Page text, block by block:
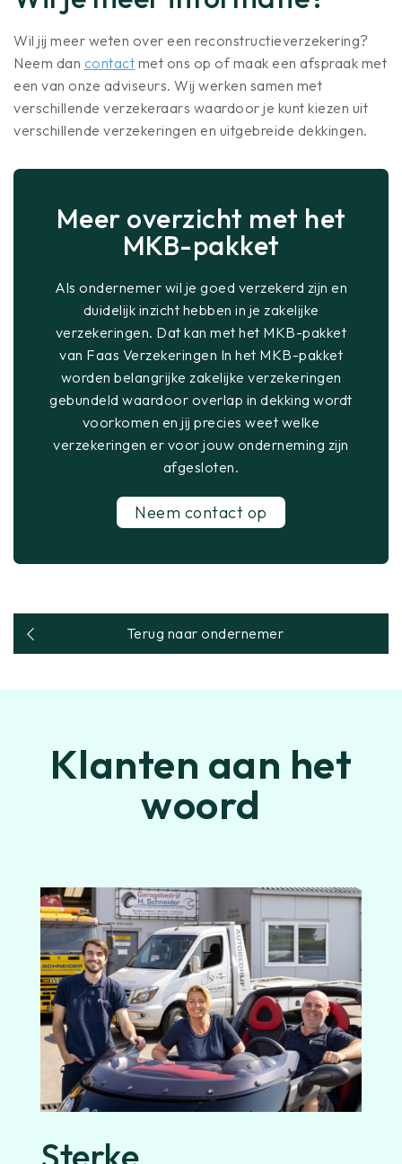
Wil jij meer weten over een reconstructieverzekering?
Neem dan contact met ons op of maak een afspraak met
een van onze adviseurs. Wij werken samen met
verschillende verzekeraars waardoor je kunt kiezen uit
verschillende verzekeringen en uitgebreide dekkingen.
Meer overzicht met het
MKB-pakket
Als ondernemer wil je goed verzekerd zijn en
duidelijk inzicht hebben in je zakelijke
verzekeringen. Dat kan met het MKB-pakket
van Faas Verzekeringen In het MKB-pakket
worden belangrijke zakelijke verzekeringen
gebundeld waardoor overlap in dekking wordt
voorkomen en jij precies weet welke
verzekeringen er voor jouw onderneming zijn
afgesloten.
Neem contact op
Terug naar ondernemer
Klanten aan het
woord